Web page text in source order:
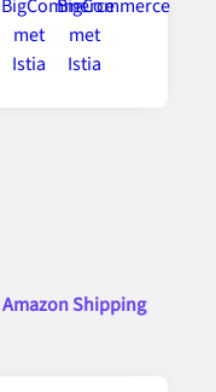
Amazon Shipping